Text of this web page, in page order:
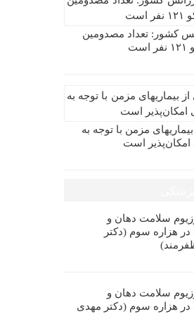
کشور: تعداد مصدومین
مزمن با توجه به
امکان‌پذیر است
سلامت دهان و
در هزاره سوم (دکتر
سلامت دهان و
در هزاره سوم (دکتر مهدی